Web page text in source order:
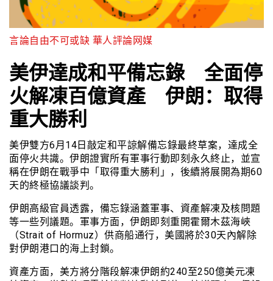
言論自由不可或缺 華人評論网媒
美伊達成和平備忘錄 全面停
火解凍百億資產 伊朗：取得
重大勝利
美伊雙方6月14日敲定和平諒解備忘錄最終草案，達成全
面停火共識。伊朗證實所有軍事行動即刻永久終止，並宣
稱在伊朗在戰爭中「取得重大勝利」，後續將展開為期60
天的終極協議談判。
伊朗高級官員透露，備忘錄涵蓋軍事、資產解凍及核問題
等一些列議題。軍事方面，伊朗即刻重開霍爾木茲海峽
（Strait of Hormuz）供商船通行，美國將於30天內解除
對伊朗港口的海上封鎖。
資產方面，美方將分階段解凍伊朗約240至250億美元凍